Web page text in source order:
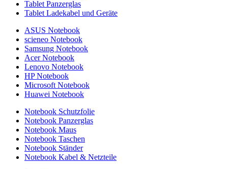
Tablet Panzerglas
Tablet Ladekabel und Geräte
ASUS Notebook
scieneo Notebook
Samsung Notebook
Acer Notebook
Lenovo Notebook
HP Notebook
Microsoft Notebook
Huawei Notebook
Notebook Schutzfolie
Notebook Panzerglas
Notebook Maus
Notebook Taschen
Notebook Ständer
Notebook Kabel & Netzteile